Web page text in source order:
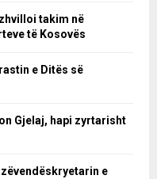
takim në
të Kosovës
e Ditës së
Gjelaj, hapi zyrtarisht
e